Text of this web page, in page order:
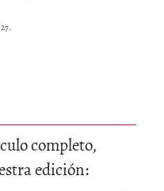
completo,
edición: